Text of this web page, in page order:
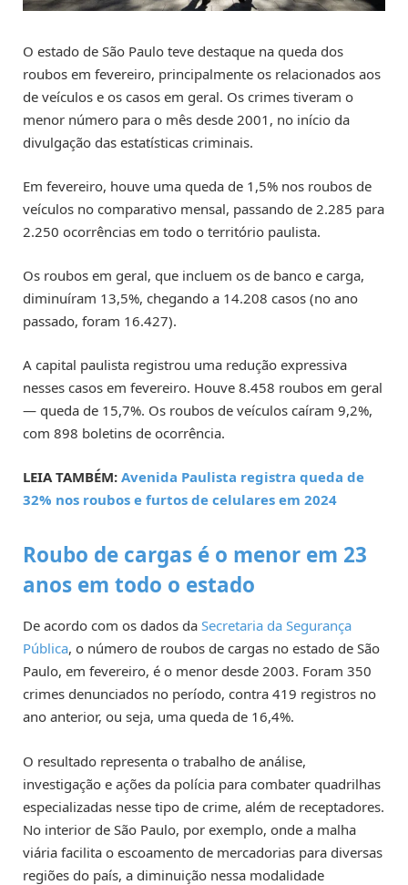
O estado de São Paulo teve destaque na queda dos
roubos em fevereiro, principalmente os relacionados aos
de veículos e os casos em geral. Os crimes tiveram o
menor número para o mês desde 2001, no início da
divulgação das estatísticas criminais.
Em fevereiro, houve uma queda de 1,5% nos roubos de
veículos no comparativo mensal, passando de 2.285 para
2.250 ocorrências em todo o território paulista.
Os roubos em geral, que incluem os de banco e carga,
diminuíram 13,5%, chegando a 14.208 casos (no ano
passado, foram 16.427).
A capital paulista registrou uma redução expressiva
nesses casos em fevereiro. Houve 8.458 roubos em geral
— queda de 15,7%. Os roubos de veículos caíram 9,2%,
com 898 boletins de ocorrência.
LEIA TAMBÉM: Avenida Paulista registra queda de
32% nos roubos e furtos de celulares em 2024
Roubo de cargas é o menor em 23
anos em todo o estado
De acordo com os dados da Secretaria da Segurança
Pública, o número de roubos de cargas no estado de São
Paulo, em fevereiro, é o menor desde 2003. Foram 350
crimes denunciados no período, contra 419 registros no
ano anterior, ou seja, uma queda de 16,4%.
O resultado representa o trabalho de análise,
investigação e ações da polícia para combater quadrilhas
especializadas nesse tipo de crime, além de receptadores.
No interior de São Paulo, por exemplo, onde a malha
viária facilita o escoamento de mercadorias para diversas
regiões do país, a diminuição nessa modalidade